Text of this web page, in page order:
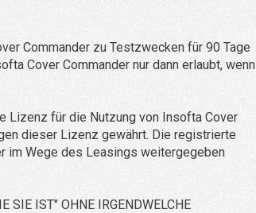
Commander zu Testzwecken für 90 Tage
Cover Commander nur dann erlaubt, wenn
Lizenz für die Nutzung von Insofta Cover
dieser Lizenz gewährt. Die registrierte
im Wege des Leasings weitergegeben
SIE IST" OHNE IRGENDWELCHE